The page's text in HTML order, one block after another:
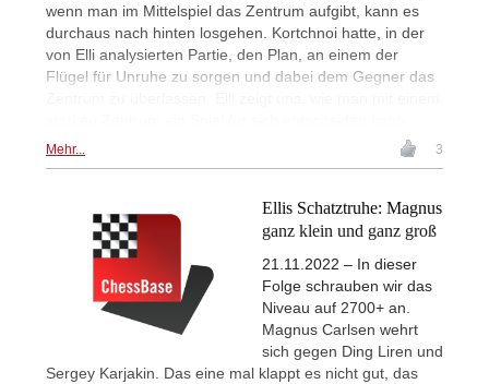
wenn man im Mittelspiel das Zentrum aufgibt, kann es
durchaus nach hinten losgehen. Kortchnoi hatte, in der
von Elli analysierten Partie, den Plan, an einem der
Flügel für Unruhe zu sorgen und dabei dem Gegner das
Mehr... 3
Ellis Schatztruhe: Magnus
ganz klein und ganz groß
21.11.2022 – In dieser
Folge schrauben wir das
Niveau auf 2700+ an.
Magnus Carlsen wehrt
sich gegen Ding Liren und
Sergey Karjakin. Das eine mal klappt es nicht gut, das